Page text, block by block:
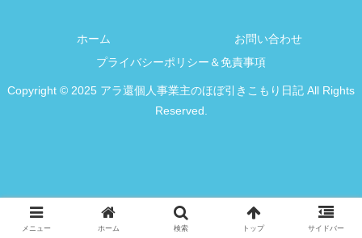
ホーム
お問い合わせ
プライバシーポリシー＆免責事項
Copyright © 2025 アラ還個人事業主のほぼ引きこもり日記 All Rights
Reserved.
メニュー ホーム 検索 トップ サイドバー